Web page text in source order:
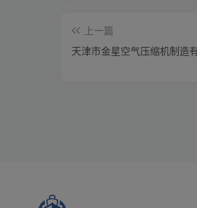
上一篇
天津市金星空气压缩机制造